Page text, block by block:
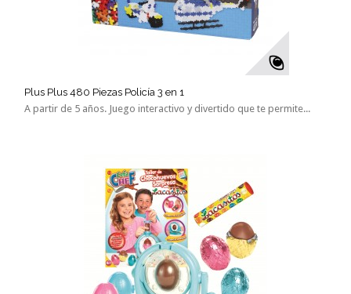
Plus Plus 480 Piezas Policía 3 en 1
A partir de 5 años. Juego interactivo y divertido que te permite...